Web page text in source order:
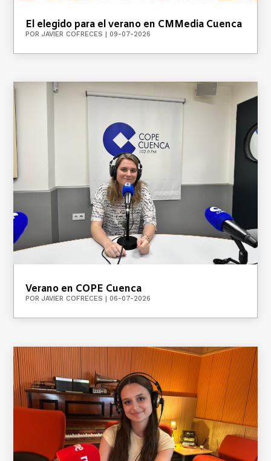
El elegido para el verano en CMMedia Cuenca
PORJAVIER COFRECES | 09-07-2026
Verano en COPE Cuenca
PORJAVIER COFRECES 06-07-2026